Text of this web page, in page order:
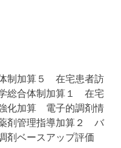
制加算５ 在宅患者訪
総合体制加算１ 在宅
化加算 電子的調剤情
剤管理指導加算２ バ
剤ベースアップ評価